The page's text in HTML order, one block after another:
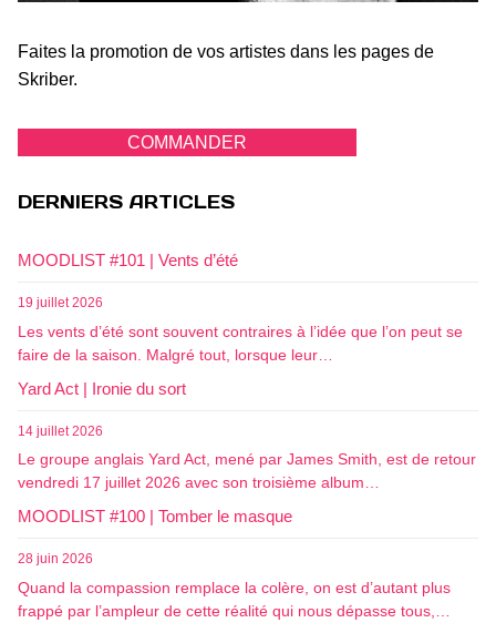
Faites la promotion de vos artistes dans les pages de
Skriber.
COMMANDER
DERNIERS ARTICLES
MOODLIST #101 | Vents d’été
19 juillet 2026
Les vents d’été sont souvent contraires à l’idée que l’on peut se
faire de la saison. Malgré tout, lorsque leur…
Yard Act | Ironie du sort
14 juillet 2026
Le groupe anglais Yard Act, mené par James Smith, est de retour
vendredi 17 juillet 2026 avec son troisième album…
MOODLIST #100 | Tomber le masque
28 juin 2026
Quand la compassion remplace la colère, on est d’autant plus
frappé par l’ampleur de cette réalité qui nous dépasse tous,…